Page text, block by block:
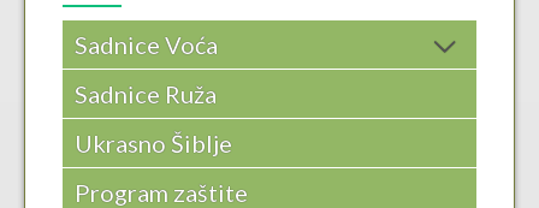
Sadnice Voća
Sadnice Ruža
Ukrasno Šiblje
Program zaštite